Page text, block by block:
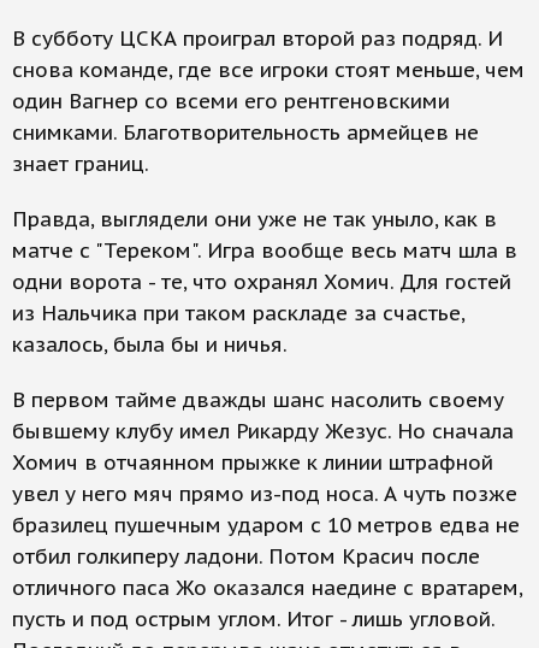
В субботу ЦСКА проиграл второй раз подряд. И
снова команде, где все игроки стоят меньше, чем
один Вагнер со всеми его рентгеновскими
снимками. Благотворительность армейцев не
знает границ.
Правда, выглядели они уже не так уныло, как в
матче с "Тереком". Игра вообще весь матч шла в
одни ворота - те, что охранял Хомич. Для гостей
из Нальчика при таком раскладе за счастье,
казалось, была бы и ничья.
В первом тайме дважды шанс насолить своему
бывшему клубу имел Рикарду Жезус. Но сначала
Хомич в отчаянном прыжке к линии штрафной
увел у него мяч прямо из-под носа. А чуть позже
бразилец пушечным ударом с 10 метров едва не
отбил голкиперу ладони. Потом Красич после
отличного паса Жо оказался наедине с вратарем,
пусть и под острым углом. Итог - лишь угловой.